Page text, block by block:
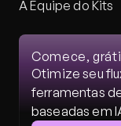
A Equipe do Kits
Comece,
Otimize seu
ferramentas
baseadas em